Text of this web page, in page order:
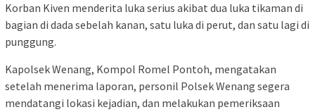
Korban Kiven menderita luka serius akibat dua luka tikaman di
bagian di dada sebelah kanan, satu luka di perut, dan satu lagi di
punggung.
Kapolsek Wenang, Kompol Romel Pontoh, mengatakan
setelah menerima laporan, personil Polsek Wenang segera
mendatangi lokasi kejadian, dan melakukan pemeriksaan